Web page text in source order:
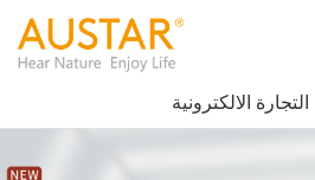
التجارة الالكترونية